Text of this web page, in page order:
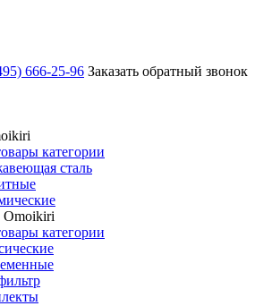
666-25-96 Заказать обратный звонок
категории
сталь
Omoikiri
категории